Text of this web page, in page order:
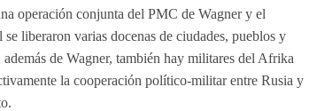
operación conjunta del PMC de Wagner y el
liberaron varias docenas de ciudades, pueblos y
de Wagner, también hay militares del Afrika
la cooperación político-militar entre Rusia y